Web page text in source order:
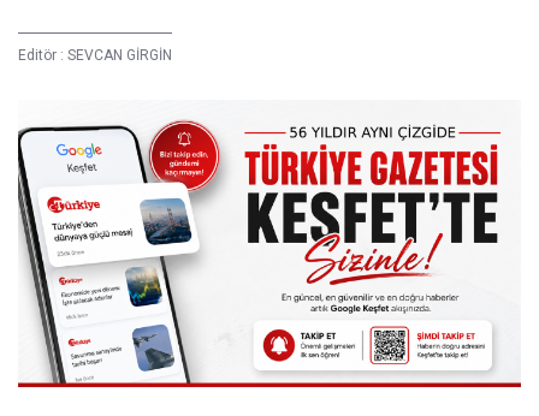
Editör : SEVCAN GİRGİN